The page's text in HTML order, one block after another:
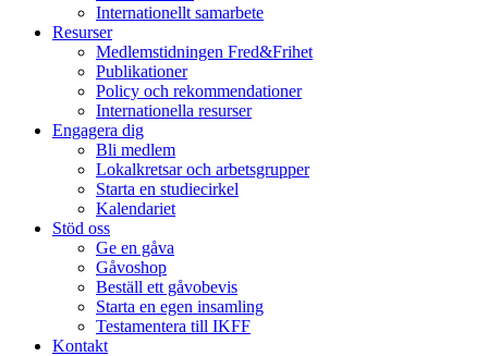
Internationellt samarbete
Resurser
Medlemstidningen Fred&Frihet
Publikationer
Policy och rekommendationer
Internationella resurser
Engagera dig
Bli medlem
Lokalkretsar och arbetsgrupper
Starta en studiecirkel
Kalendariet
Stöd oss
Ge en gåva
Gåvoshop
Beställ ett gåvobevis
Starta en egen insamling
Testamentera till IKFF
Kontakt